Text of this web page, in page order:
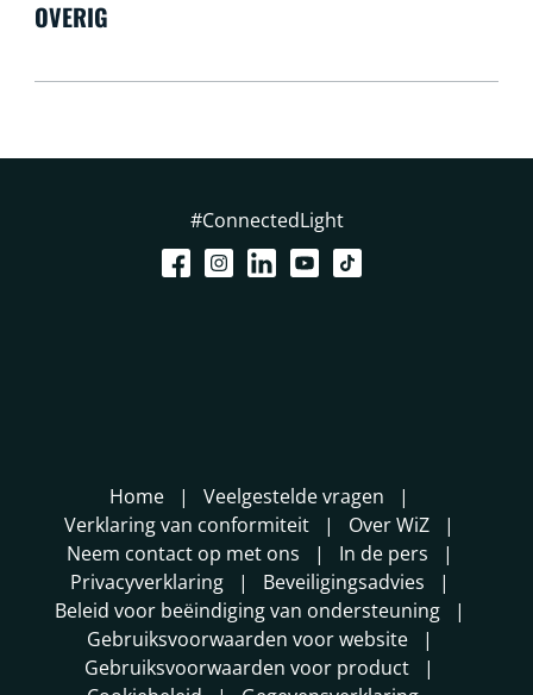
OVERIG
#ConnectedLight
Home
Veelgestelde vragen
Verklaring van conformiteit
Over WiZ
Neem contact op met ons
In de pers
Privacyverklaring
Beveiligingsadvies
Beleid voor beëindiging van ondersteuning
Gebruiksvoorwaarden voor website
Gebruiksvoorwaarden voor product